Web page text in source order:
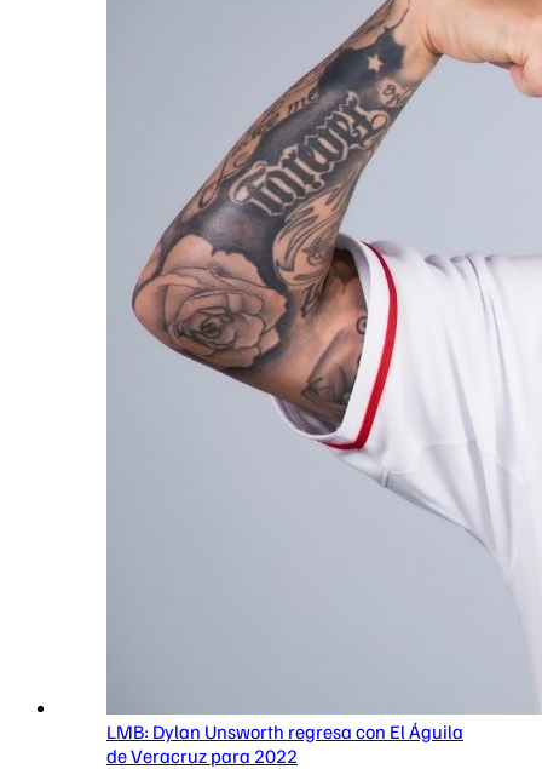
LMB: Dylan Unsworth regresa con El Águila
de Veracruz para 2022